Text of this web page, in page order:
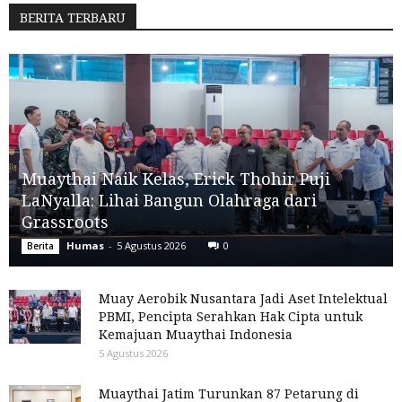
BERITA TERBARU
Muaythai Naik Kelas, Erick Thohir Puji
LaNyalla: Lihai Bangun Olahraga dari
Grassroots
Berita Humas - 5 Agustus 2026 0
Muay Aerobik Nusantara Jadi Aset Intelektual
PBMI, Pencipta Serahkan Hak Cipta untuk
Kemajuan Muaythai Indonesia
5 Agustus 2026
Muaythai Jatim Turunkan 87 Petarung di